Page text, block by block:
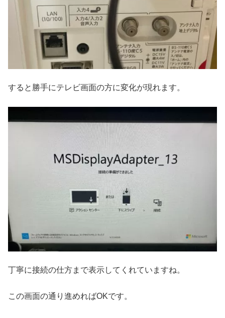
すると勝手にテレビ画面の方に変化が現れます。
丁寧に接続の仕方まで表示してくれていますね。
この画面の通り進めればOKです。